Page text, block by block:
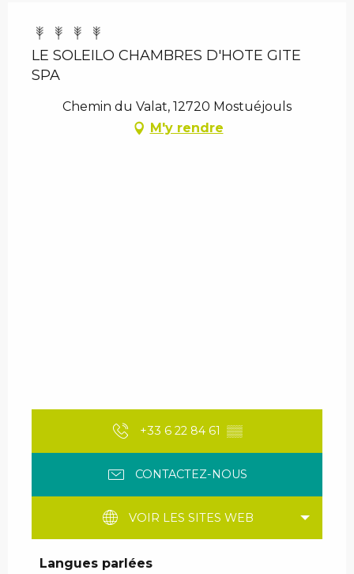
LE SOLEILO CHAMBRES D'HOTE GITE
SPA
Chemin du Valat, 12720 Mostuéjouls
M'y rendre
+33 6 22 84 61 ▒▒
CONTACTEZ-NOUS
VOIR LES SITES WEB
Langues parlées
Langues parlées